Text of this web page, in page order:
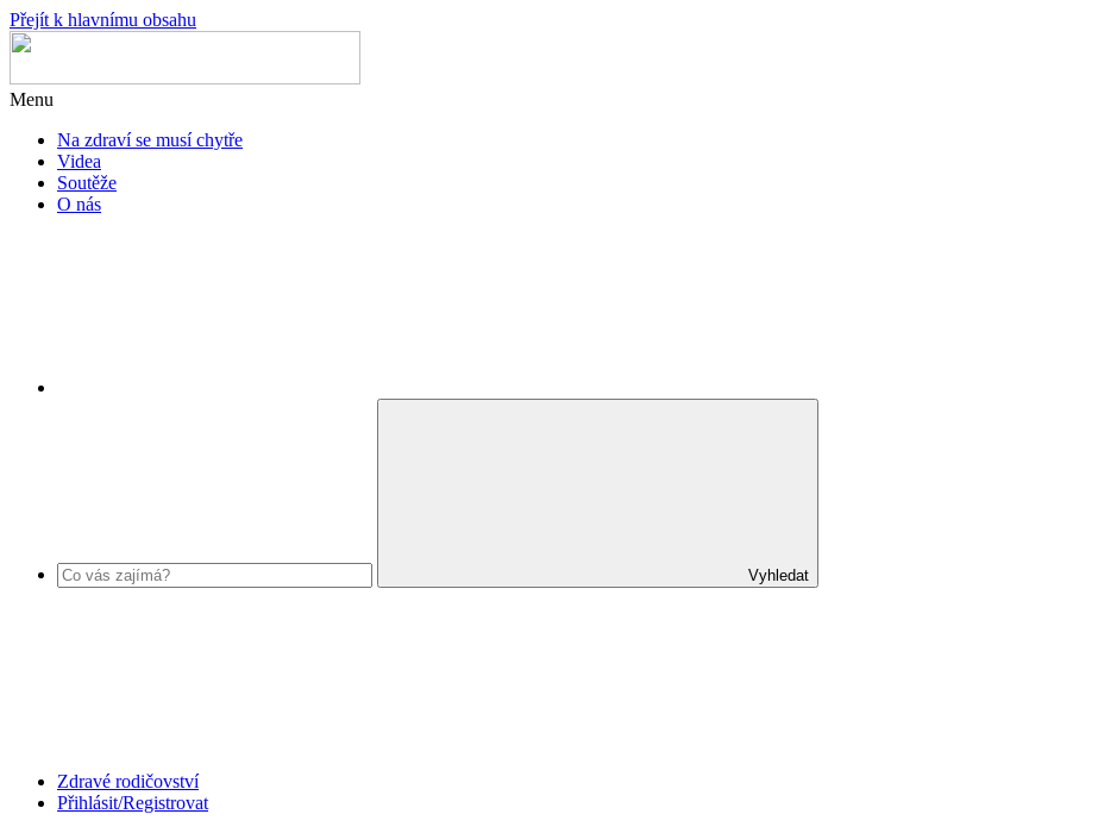
Přejít k hlavnímu obsahu
Menu
Na zdraví se musí chytře
Videa
Soutěže
O nás
Vyhledat
Zdravé rodičovství
Přihlásit/Registrovat